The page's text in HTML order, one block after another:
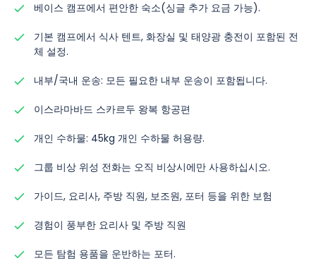
베이스 캠프에서 편안한 숙소(싱글 추가 요금 가능).
기본 캠프에서 식사 텐트, 화장실 및 태양광 충전이 포함된 전
체 설정.
내부/국내 운송: 모든 필요한 내부 운송이 포함됩니다.
이스라마바드 스카르두 왕복 항공편
개인 수하물: 45kg 개인 수하물 허용량.
그룹 비상 위성 전화는 오직 비상시에만 사용하십시오.
가이드, 요리사, 주방 직원, 보조원, 포터 등을 위한 보험
경험이 풍부한 요리사 및 주방 직원
모든 탐험 용품을 운반하는 포터.